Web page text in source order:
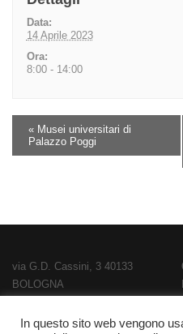
Data:
14 Aprile 2023
Ora:
8:00 - 14:00
« Musei universitari di
Palazzo Poggi
via G.D. Cassini, 3 40133
BOLOGNA
E-Mail:bois02300g@istruzione.it
In questo sito web vengono